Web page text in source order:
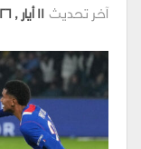
آخر تحديث11 أيار , 2026